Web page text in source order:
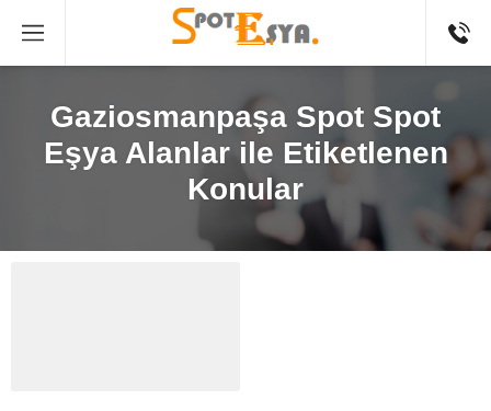
Gaziosmanpaşa Spot Spot
Eşya Alanlar ile Etiketlenen
Konular